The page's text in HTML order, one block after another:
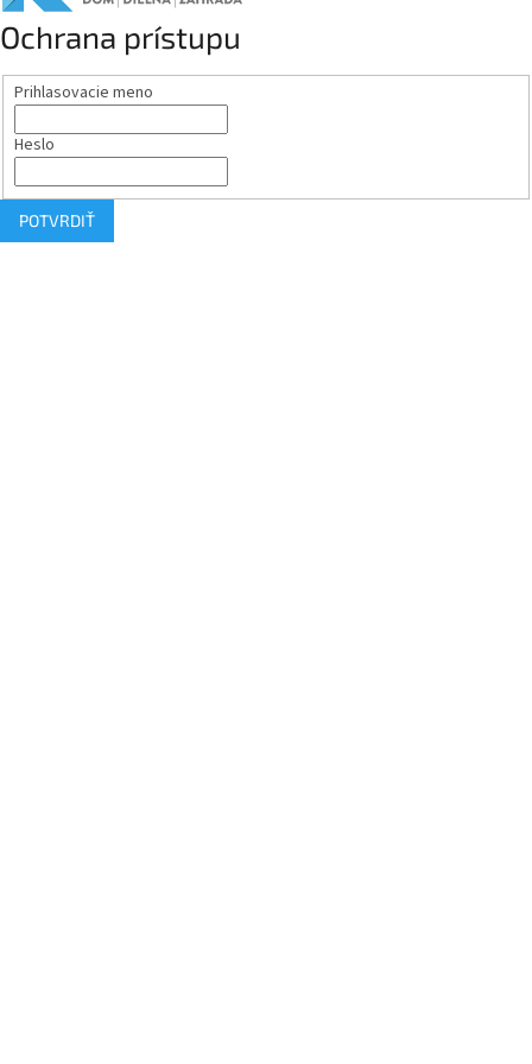
Ochrana prístupu
Prihlasovacie meno
Heslo
POTVRDIŤ